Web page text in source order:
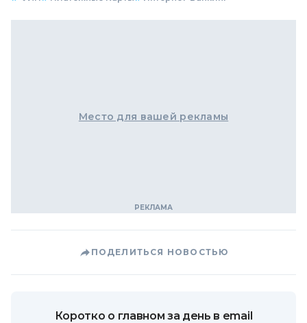
Место для вашей рекламы
ПОДЕЛИТЬСЯ НОВОСТЬЮ
Коротко о главном за день в email